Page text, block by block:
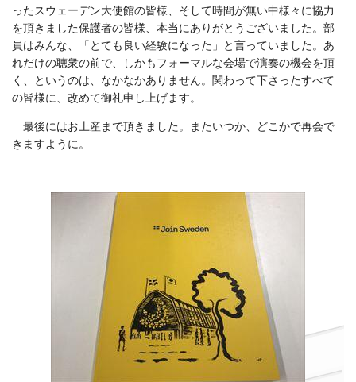
ったスウェーデン大使館の皆様、そして時間が無い中様々に協力
を頂きました保護者の皆様、本当にありがとうございました。部
員はみんな、「とても良い経験になった」と言っていました。あ
れだけの聴衆の前で、しかもフォーマルな会場で演奏の機会を頂
く、というのは、なかなかありません。関わって下さったすべて
の皆様に、改めて御礼申し上げます。
最後にはお土産まで頂きました。またいつか、どこかで再会で
きますように。